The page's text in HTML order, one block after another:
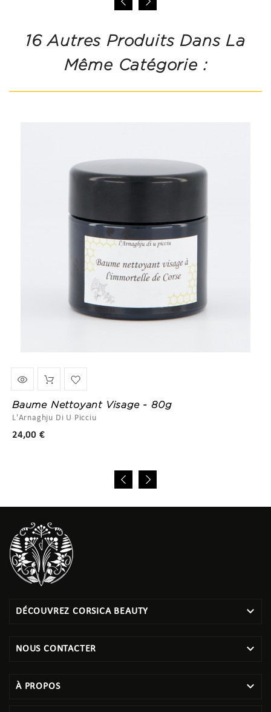
16 Autres Produits Dans La
Même Catégorie :
Baume Nettoyant Visage - 80g
L'Arnaghju Di U Picciu
24,00 €
DÉCOUVREZ CORSICA BEAUTY 
NOUS CONTACTER 
À PROPOS 